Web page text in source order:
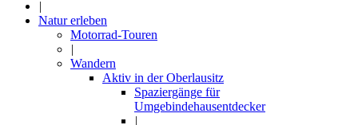
|
Natur erleben
Motorrad-Touren
|
Wandern
Aktiv in der Oberlausitz
Spaziergänge für
Umgebindehausentdecker
|